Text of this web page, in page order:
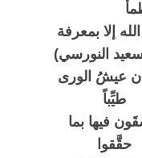
إلا بمعرفة
النورسي)
عيشُ الورى
طيِّباً
فيها بما
حقَّقوا